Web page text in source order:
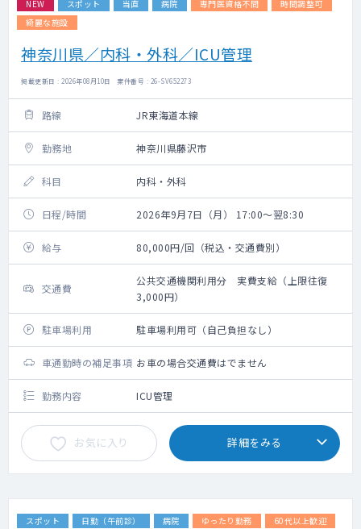
NEW スポット 当直 病院 専門医資格不問
時間調整可
綺麗な施設
神奈川県／内科・外科／ICU管理
掲載更新日 : 2026年08月10日 案件番号 : 26-SV652273
路線 JR東海道本線
勤務地 神奈川県藤沢市
科目 内科・外科
日程/時間 2026年9月7日（月） 17:00～翌8:30
給与 80,000円/回（税込・交通費別）
交通費
公共交通機関利用分 実費支給（上限往復
3,000円）
駐車場利用 駐車場利用可（自己負担なし）
車通勤時の補足事項 お車の場合交通費はでません
勤務内容 ICU管理
お気に入り 詳細をみる
スポット 日勤（午前診） 病院 ゆったり勤務
60代以上歓迎